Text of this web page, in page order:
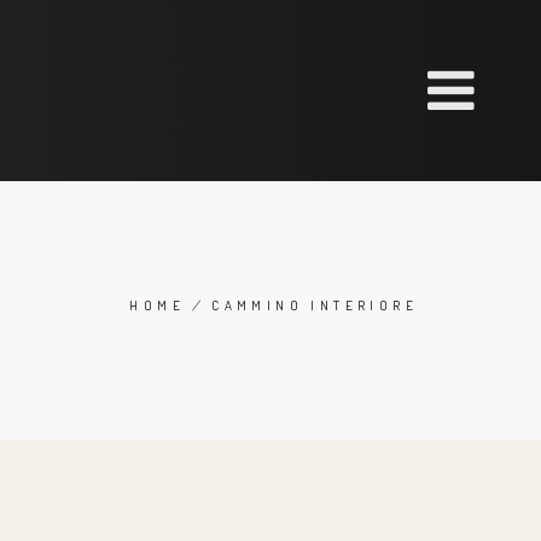
HOME / CAMMINO INTERIORE